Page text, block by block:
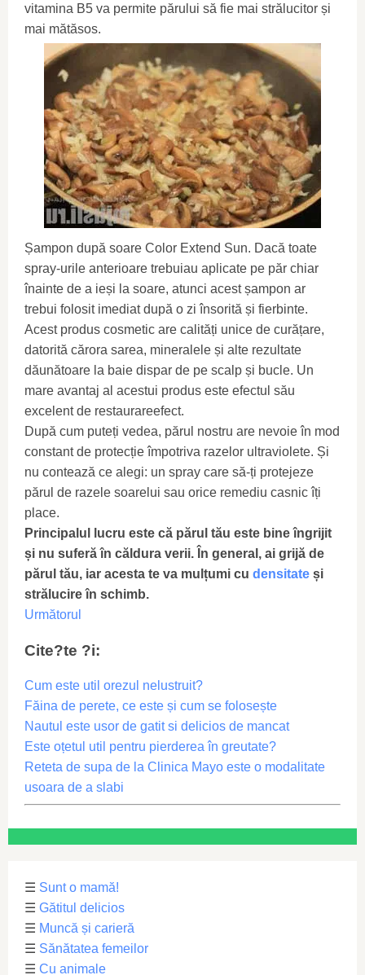
vitamina B5 va permite părului să fie mai strălucitor și
mai mătăsos.
Șampon după soare Color Extend Sun. Dacă toate
spray-urile anterioare trebuiau aplicate pe păr chiar
înainte de a ieși la soare, atunci acest șampon ar
trebui folosit imediat după o zi însorită și fierbinte.
Acest produs cosmetic are calități unice de curățare,
datorită cărora sarea, mineralele și alte rezultate
dăunătoare la baie dispar de pe scalp și bucle. Un
mare avantaj al acestui produs este efectul său
excelent de restaurareefect.
După cum puteți vedea, părul nostru are nevoie în mod
constant de protecție împotriva razelor ultraviolete. Și
nu contează ce alegi: un spray care să-ți protejeze
părul de razele soarelui sau orice remediu casnic îți
place.
Principalul lucru este că părul tău este bine îngrijit
și nu suferă în căldura verii. În general, ai grijă de
părul tău, iar acesta te va mulțumi cu densitate și
strălucire în schimb.
Următorul
Cite?te ?i:
Cum este util orezul nelustruit?
Făina de perete, ce este și cum se folosește
Nautul este usor de gatit si delicios de mancat
Este oțetul util pentru pierderea în greutate?
Reteta de supa de la Clinica Mayo este o modalitate
usoara de a slabi
☰ Sunt o mamă!
☰ Gătitul delicios
☰ Muncă și carieră
☰ Sănătatea femeilor
☰ Cu animale